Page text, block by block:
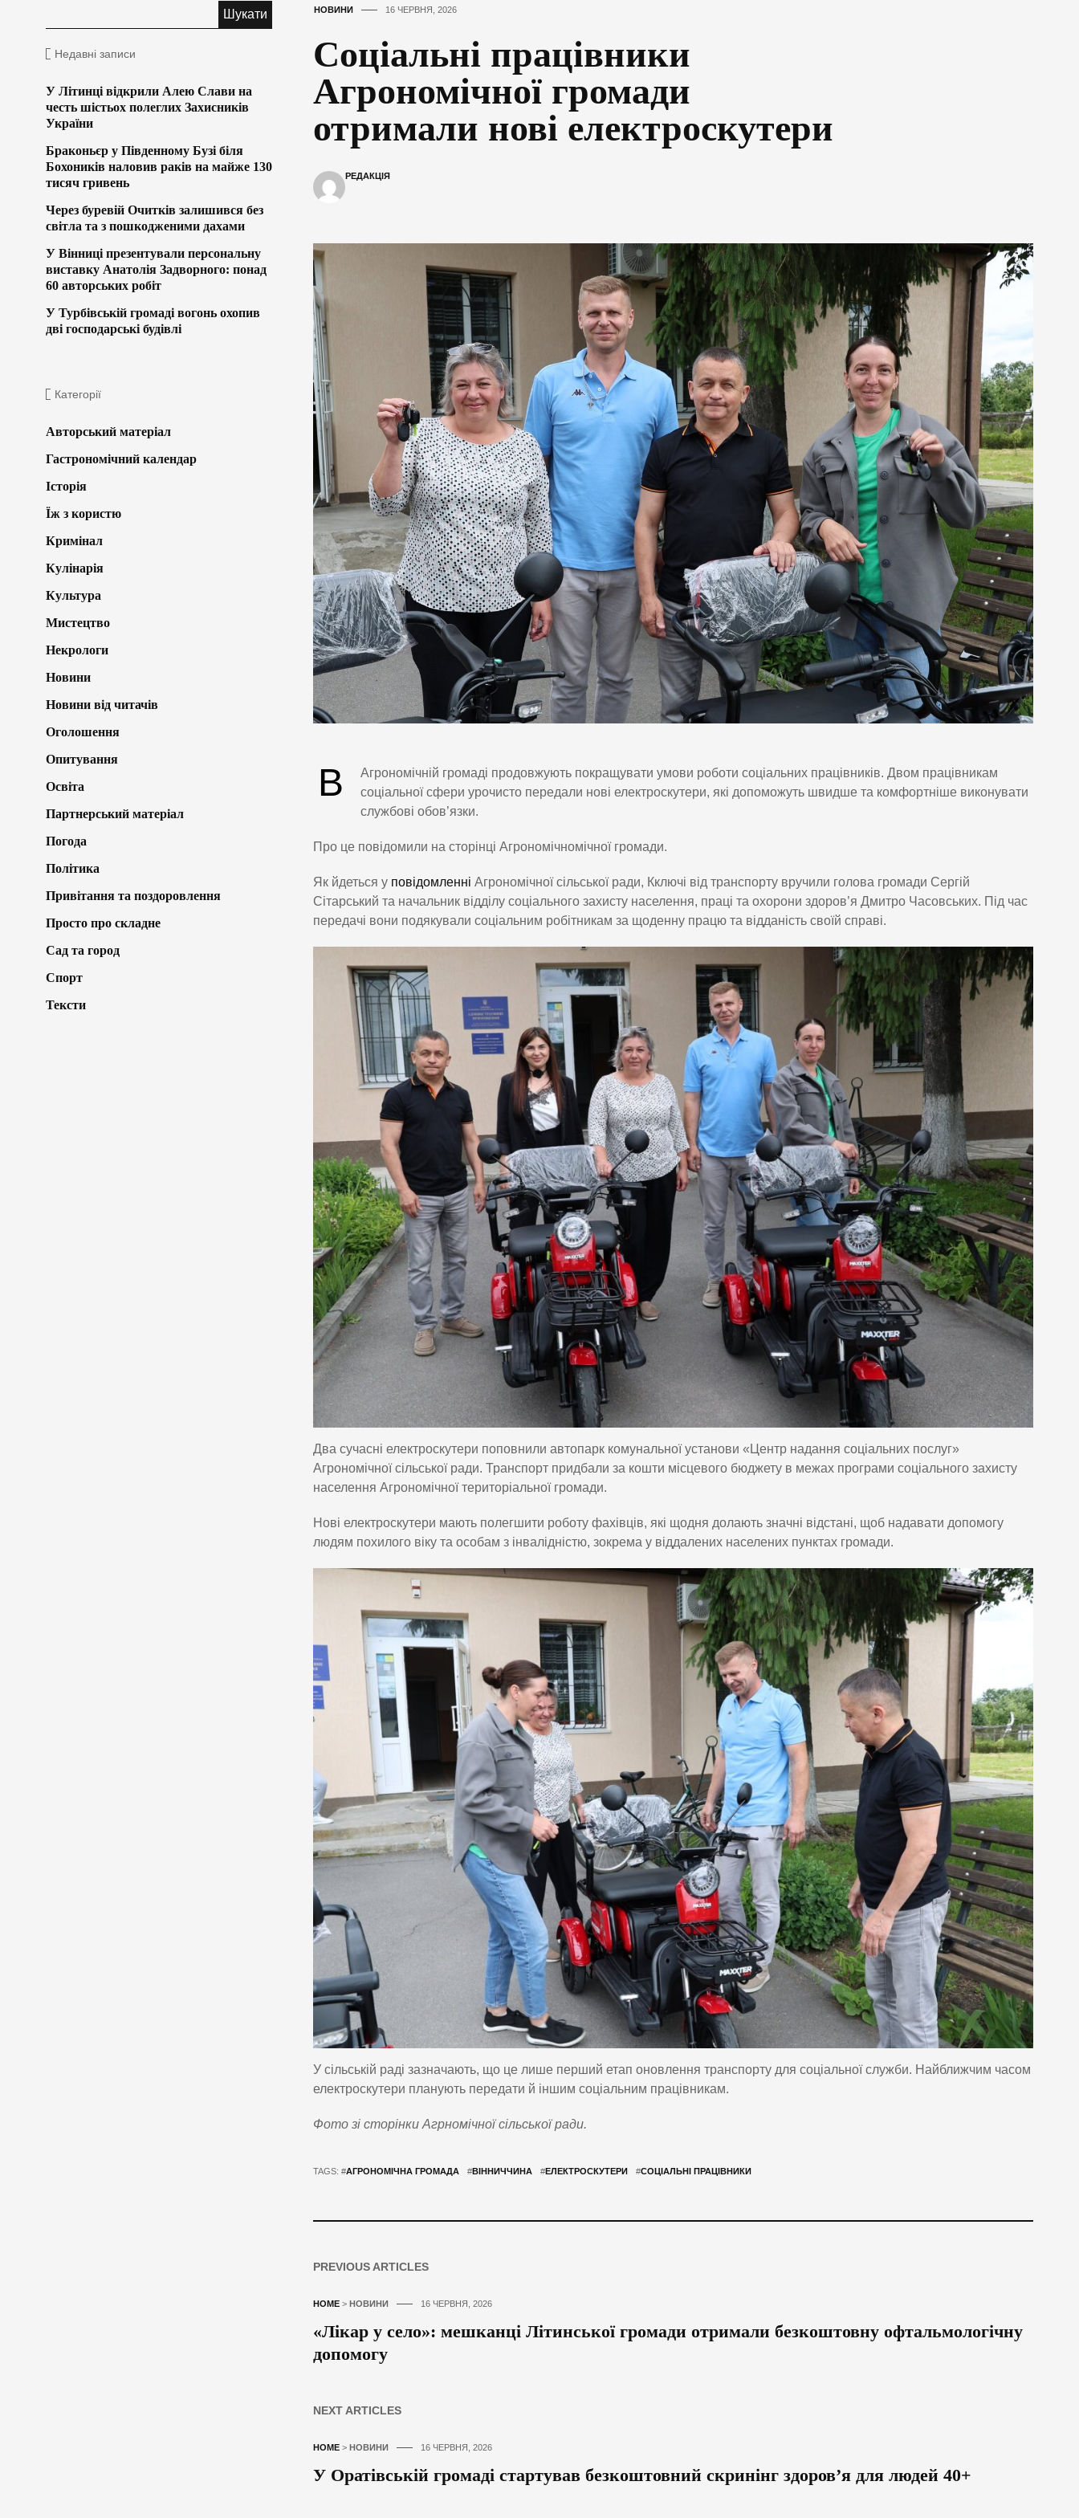
НОВИНИ 16 ЧЕРВНЯ, 2026
Соціальні працівники
Агрономічної громади
отримали нові електроскутери
РЕДАКЦІЯ
В
Агрономічній громаді продовжують покращувати умови роботи соціальних працівників. Двом працівникам
соціальної сфери урочисто передали нові електроскутери, які допоможуть швидше та комфортніше виконувати
службові обов’язки.
Про це повідомили на сторінці Агрономічномічної громади.
Як йдеться у повідомленні Агрономічної сільської ради, Кключі від транспорту вручили голова громади Сергій
Сітарський та начальник відділу соціального захисту населення, праці та охорони здоров’я Дмитро Часовських. Під час
передачі вони подякували соціальним робітникам за щоденну працю та відданість своїй справі.
Два сучасні електроскутери поповнили автопарк комунальної установи «Центр надання соціальних послуг»
Агрономічної сільської ради. Транспорт придбали за кошти місцевого бюджету в межах програми соціального захисту
населення Агрономічної територіальної громади.
Нові електроскутери мають полегшити роботу фахівців, які щодня долають значні відстані, щоб надавати допомогу
людям похилого віку та особам з інвалідністю, зокрема у віддалених населених пунктах громади.
У сільській раді зазначають, що це лише перший етап оновлення транспорту для соціальної служби. Найближчим часом
електроскутери планують передати й іншим соціальним працівникам.
Фото зі сторінки Агрномічної сільської ради.
TAGS: #АГРОНОМІЧНА ГРОМАДА #ВІННИЧЧИНА #ЕЛЕКТРОСКУТЕРИ #СОЦІАЛЬНІ ПРАЦІВНИКИ
PREVIOUS ARTICLES
HOME> НОВИНИ 16 ЧЕРВНЯ, 2026
«Лікар у село»: мешканці Літинської громади отримали безкоштовну офтальмологічну
допомогу
NEXT ARTICLES
HOME> НОВИНИ 16 ЧЕРВНЯ, 2026
У Оратівській громаді стартував безкоштовний скринінг здоров’я для людей 40+
Недавні записи
У Літинці відкрили Алею Слави на
честь шістьох полеглих Захисників
України
Браконьєр у Південному Бузі біля
Бохоників наловив раків на майже 130
тисяч гривень
Через буревій Очитків залишився без
світла та з пошкодженими дахами
У Вінниці презентували персональну
виставку Анатолія Задворного: понад
60 авторських робіт
У Турбівській громаді вогонь охопив
дві господарські будівлі
Категорії
Авторський матеріал
Гастрономічний календар
Історія
Їж з користю
Кримінал
Кулінарія
Культура
Мистецтво
Некрологи
Новини
Новини від читачів
Оголошення
Опитування
Освіта
Партнерський матеріал
Погода
Політика
Привітання та поздоровлення
Просто про складне
Сад та город
Спорт
Тексти